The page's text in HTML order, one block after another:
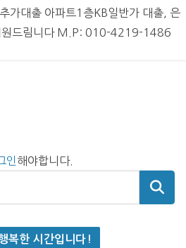
가대출 아파트1층KB일반가 대출, 은
원드림니다 M.P: 010-4219-1486
인 해야합니다.
복한 시간입니다!